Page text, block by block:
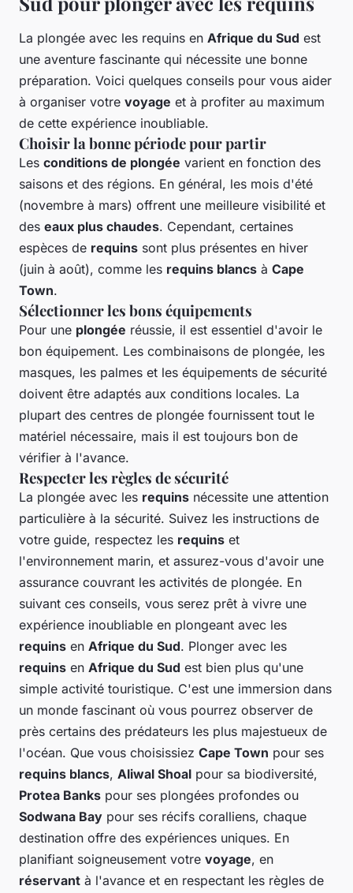
La plongée avec les requins en Afrique du Sud est
une aventure fascinante qui nécessite une bonne
préparation. Voici quelques conseils pour vous aider
à organiser votre voyage et à profiter au maximum
de cette expérience inoubliable.
Choisir la bonne période pour partir
Les conditions de plongée varient en fonction des
saisons et des régions. En général, les mois d'été
(novembre à mars) offrent une meilleure visibilité et
des eaux plus chaudes. Cependant, certaines
espèces de requins sont plus présentes en hiver
(juin à août), comme les requins blancs à Cape
Town.
Sélectionner les bons équipements
Pour une plongée réussie, il est essentiel d'avoir le
bon équipement. Les combinaisons de plongée, les
masques, les palmes et les équipements de sécurité
doivent être adaptés aux conditions locales. La
plupart des centres de plongée fournissent tout le
matériel nécessaire, mais il est toujours bon de
vérifier à l'avance.
Respecter les règles de sécurité
La plongée avec les requins nécessite une attention
particulière à la sécurité. Suivez les instructions de
votre guide, respectez les requins et
l'environnement marin, et assurez-vous d'avoir une
assurance couvrant les activités de plongée. En
suivant ces conseils, vous serez prêt à vivre une
expérience inoubliable en plongeant avec les
requins en Afrique du Sud. Plonger avec les
requins en Afrique du Sud est bien plus qu'une
simple activité touristique. C'est une immersion dans
un monde fascinant où vous pourrez observer de
près certains des prédateurs les plus majestueux de
l'océan. Que vous choisissiez Cape Town pour ses
requins blancs, Aliwal Shoal pour sa biodiversité,
Protea Banks pour ses plongées profondes ou
Sodwana Bay pour ses récifs coralliens, chaque
destination offre des expériences uniques. En
planifiant soigneusement votre voyage, en
réservant à l'avance et en respectant les règles de